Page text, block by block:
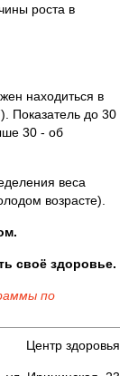
роста в
находиться в
Показатель до 30
30 - об
веса
возрасте).
своё здоровье.
по
Центр здоровья